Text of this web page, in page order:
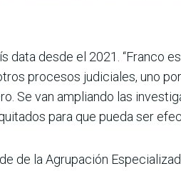
desde el 2021. “Franco
procesos judiciales, uno
Se van ampliando las
para que pueda ser
de la Agrupación